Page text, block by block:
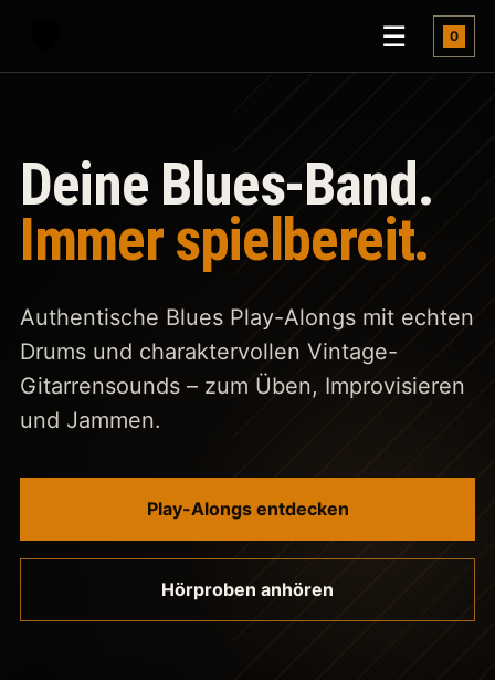
Menü
☰ 0
Deine Blues-Band.
Immer spielbereit.
Authentische Blues Play-Alongs mit echten
Drums und charaktervollen Vintage-
Gitarrensounds – zum Üben, Improvisieren
und Jammen.
Play-Alongs entdecken
Hörproben anhören